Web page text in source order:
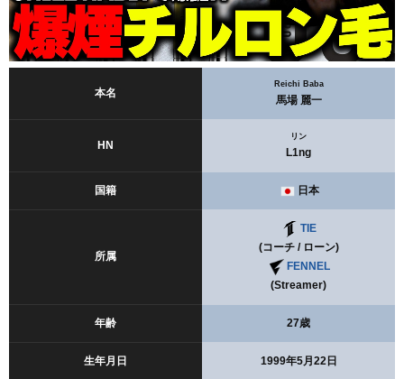
本名
Reichi Baba
馬場 麗一
HN
リン
L1ng
国籍 日本
所属
TIE
(コーチ / ローン)
FENNEL
(Streamer)
年齢 27歳
生年月日 1999年5月22日